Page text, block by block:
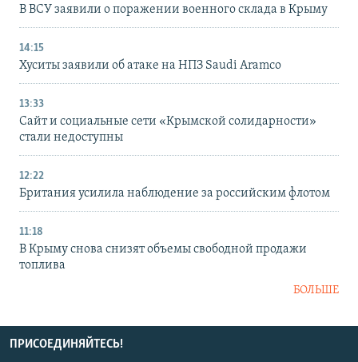
В ВСУ заявили о поражении военного склада в Крыму
14:15
Хуситы заявили об атаке на НПЗ Saudi Aramco
13:33
Сайт и социальные сети «Крымской солидарности»
стали недоступны
12:22
Британия усилила наблюдение за российским флотом
11:18
В Крыму снова снизят объемы свободной продажи
топлива
БОЛЬШЕ
ПРИСОЕДИНЯЙТЕСЬ!